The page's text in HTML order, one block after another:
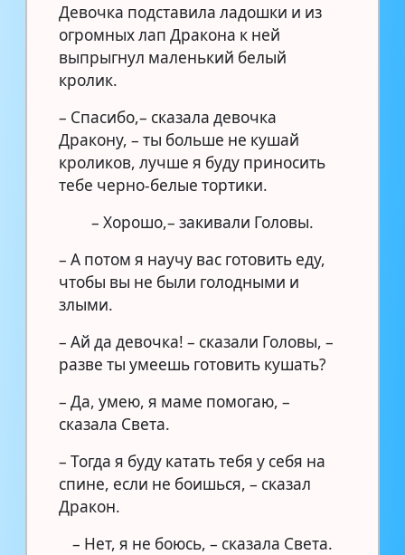
Девочка подставила ладошки и из
огромных лап Дракона к ней
выпрыгнул маленький белый
кролик.
– Спасибо,– сказала девочка
Дракону, – ты больше не кушай
кроликов, лучше я буду приносить
тебе черно-белые тортики.
– Хорошо,– закивали Головы.
– А потом я научу вас готовить еду,
чтобы вы не были голодными и
злыми.
– Ай да девочка! – сказали Головы, –
разве ты умеешь готовить кушать?
– Да, умею, я маме помогаю, –
сказала Света.
– Тогда я буду катать тебя у себя на
спине, если не боишься, – сказал
Дракон.
– Нет, я не боюсь, – сказала Света.